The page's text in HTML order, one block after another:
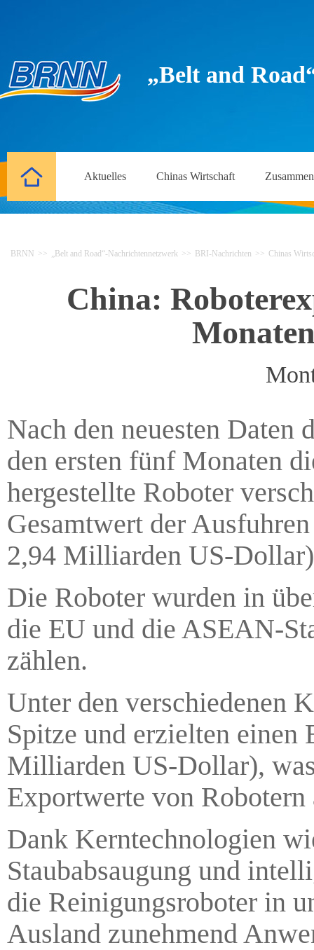
„Belt and
Aktuelles Chinas Wirtschaft
BRNN >> „Belt and Road“-Nachrichtennetzwerk >> BRI-Nachrichten >> Chinas
China:
Nach den neuesten Daten
den ersten fünf Monaten
hergestellte Roboter
Gesamtwert der
2,94 Milliarden US-
Die Roboter wurden in
die EU und die ASEAN-
zählen.
Unter den verschiedenen
Spitze und erzielten
Milliarden US-Dollar),
Exportwerte von Robotern
Dank Kerntechnologien
Staubabsaugung und
die Reinigungsroboter in
Ausland zunehmend